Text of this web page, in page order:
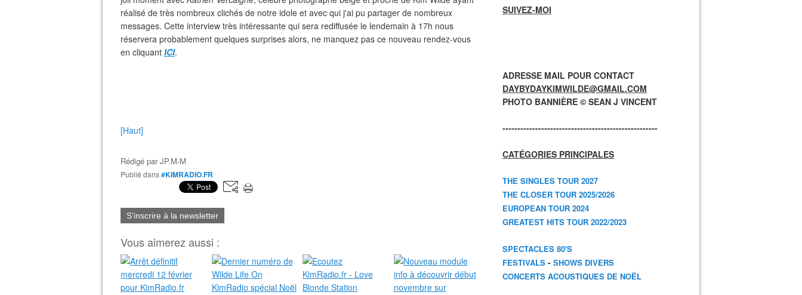
réalisé de très nombreux clichés de notre idole et avec qui j'ai pu partager de nombreux
messages. Cette interview très intéressante qui sera rediffusée le lendemain à 17h nous
réservera probablement quelques surprises alors, ne manquez pas ce nouveau rendez-vous
en cliquant ICI.
[Haut]
Rédigé parJP.M-M
Publié dans#KIMRADIO.FR
S'inscrire à la newsletter
Vous aimerez aussi :
SUIVEZ-MOI
ADRESSE MAIL POUR CONTACT
DAYBYDAYKIMWILDE@GMAIL.COM
PHOTO BANNIÈRE © SEAN J VINCENT
----------------------------------------------------
CATÉGORIES PRINCIPALES
THE SINGLES TOUR 2027
THE CLOSER TOUR 2025/2026
EUROPEAN TOUR 2024
GREATEST HITS TOUR 2022/2023
SPECTACLES 80'S
FESTIVALS - SHOWS DIVERS
CONCERTS ACOUSTIQUES DE NOËL